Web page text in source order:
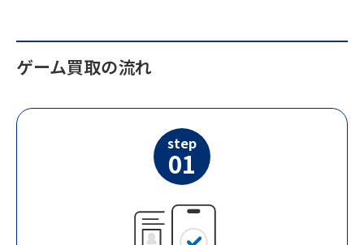
ゲーム買取の流れ
step
01